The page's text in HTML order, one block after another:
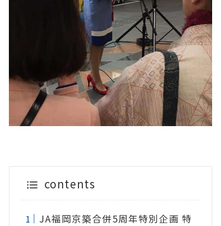
contents
JA福岡京築合併5周年特別企画 特